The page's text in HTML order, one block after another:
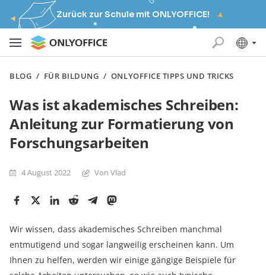
Zurück zur Schule mit ONLYOFFICE!
BLOG / FÜR BILDUNG / ONLYOFFICE TIPPS UND TRICKS
Was ist akademisches Schreiben:
Anleitung zur Formatierung von
Forschungsarbeiten
4 August 2022 Von Vlad
Wir wissen, dass akademisches Schreiben manchmal
entmutigend und sogar langweilig erscheinen kann. Um
Ihnen zu helfen, werden wir einige gängige Beispiele für